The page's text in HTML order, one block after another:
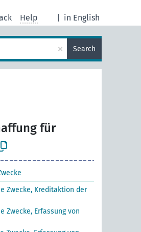
in English
Help
× Search
für
Zwecke, Kreditaktion der
Zwecke, Erfassung von